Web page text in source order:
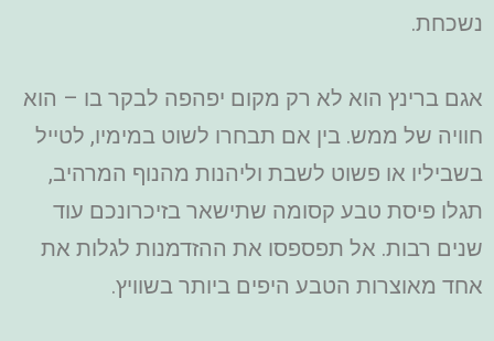
נשכחת.
אגם ברינץ הוא לא רק מקום יפהפה לבקר בו – הוא
חוויה של ממש. בין אם תבחרו לשוט במימיו, לטייל
בשביליו או פשוט לשבת וליהנות מהנוף המרהיב,
תגלו פיסת טבע קסומה שתישאר בזיכרונכם עוד
שנים רבות. אל תפספסו את ההזדמנות לגלות את
אחד מאוצרות הטבע היפים ביותר בשוויץ.